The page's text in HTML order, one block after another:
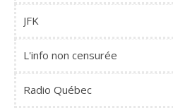
JFK
L'info non censurée
Radio Québec